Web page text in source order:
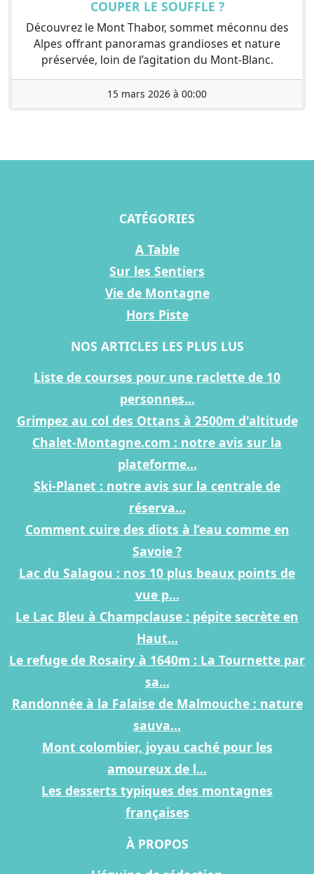
COUPER LE SOUFFLE ?
Découvrez le Mont Thabor, sommet méconnu des
Alpes offrant panoramas grandioses et nature
préservée, loin de l’agitation du Mont-Blanc.
15 mars 2026 à 00:00
CATÉGORIES
A Table
Sur les Sentiers
Vie de Montagne
Hors Piste
NOS ARTICLES LES PLUS LUS
Liste de courses pour une raclette de 10
personnes...
Grimpez au col des Ottans à 2500m d'altitude
Chalet-Montagne.com : notre avis sur la
plateforme...
Ski-Planet : notre avis sur la centrale de
réserva...
Comment cuire des diots à l’eau comme en
Savoie ?
Lac du Salagou : nos 10 plus beaux points de
vue p...
Le Lac Bleu à Champclause : pépite secrète en
Haut...
Le refuge de Rosairy à 1640m : La Tournette par
sa...
Randonnée à la Falaise de Malmouche : nature
sauva...
Mont colombier, joyau caché pour les
amoureux de l...
Les desserts typiques des montagnes
françaises
À PROPOS